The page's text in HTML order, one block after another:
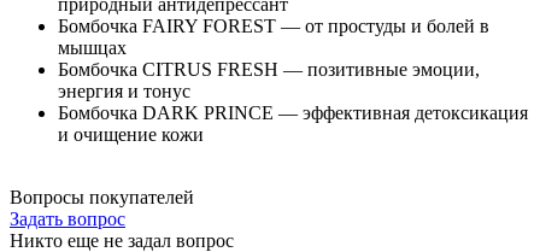
Бомбочка FAIRY FOREST — от простуды и болей в
мышцах
Бомбочка CITRUS FRESH — позитивные эмоции,
энергия и тонус
Бомбочка DARK PRINCE — эффективная детоксикация
и очищение кожи
Вопросы покупателей
Задать вопрос
Никто еще не задал вопрос